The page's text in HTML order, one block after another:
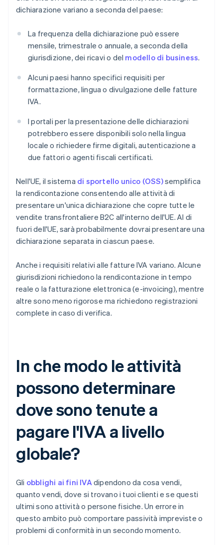
dichiarazione variano a seconda del paese:
La frequenza della dichiarazione può essere
mensile, trimestrale o annuale, a seconda della
giurisdizione, dei ricavi o del modello di business.
Alcuni paesi hanno specifici requisiti per
formattazione, lingua o divulgazione delle fatture
IVA.
I portali per la presentazione delle dichiarazioni
potrebbero essere disponibili solo nella lingua
locale o richiedere firme digitali, autenticazione a
due fattori o agenti fiscali certificati.
Nell'UE, il sistema di sportello unico (OSS)semplifica
la rendicontazione consentendo alle attività di
presentare un'unica dichiarazione che copre tutte le
vendite transfrontaliere B2C all'interno dell'UE. Al di
fuori dell'UE, sarà probabilmente dovrai presentare una
dichiarazione separata in ciascun paese.
Anche i requisiti relativi alle fatture IVA variano. Alcune
giurisdizioni richiedono la rendicontazione in tempo
reale o la fatturazione elettronica (e-invoicing), mentre
altre sono meno rigorose ma richiedono registrazioni
complete in caso di verifica.
In che modo le attività
possono determinare
dove sono tenute a
pagare l'IVA a livello
globale?
Gli obblighi ai fini IVAdipendono da cosa vendi,
quanto vendi, dove si trovano i tuoi clienti e se questi
ultimi sono attività o persone fisiche. Un errore in
questo ambito può comportare passività impreviste o
problemi di conformità in un secondo momento.